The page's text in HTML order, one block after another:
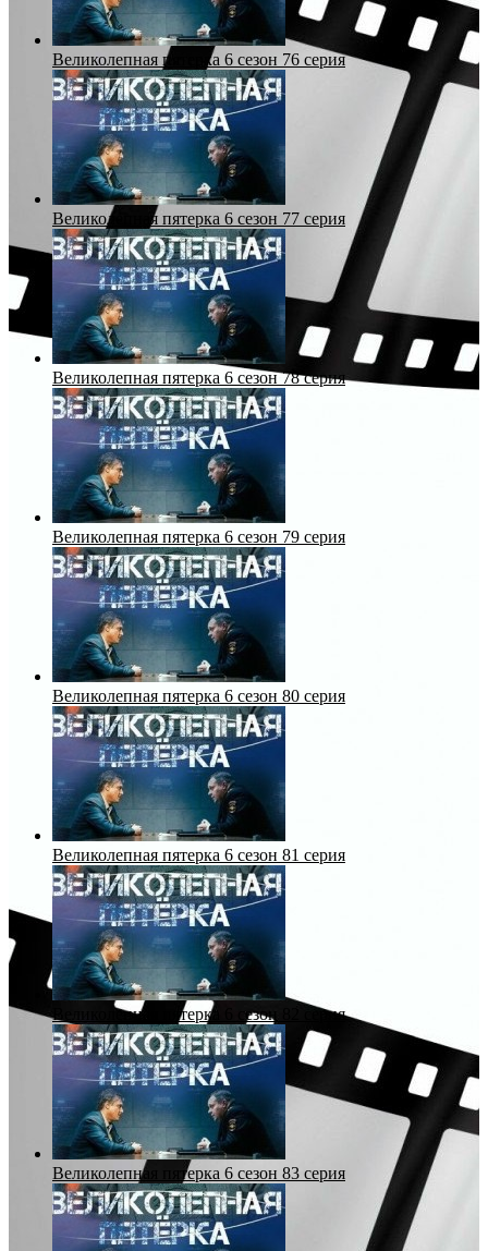
Великолепная пятерка 6 сезон 76 серия
Великолепная пятерка 6 сезон 77 серия
Великолепная пятерка 6 сезон 78 серия
Великолепная пятерка 6 сезон 79 серия
Великолепная пятерка 6 сезон 80 серия
Великолепная пятерка 6 сезон 81 серия
Великолепная пятерка 6 сезон 82 серия
Великолепная пятерка 6 сезон 83 серия